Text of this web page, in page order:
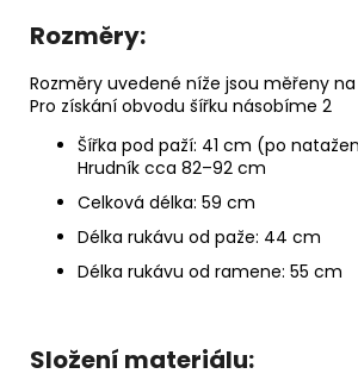
Rozměry:
Rozměry uvedené níže jsou měřeny
Pro získání obvodu šířku násobíme 2
Šířka pod paží: 41 cm (po
Hrudník cca 82–92 cm
Celková délka: 59 cm
Délka rukávu od paže: 44 cm
Délka rukávu od ramene: 55 cm
Složení materiálu: